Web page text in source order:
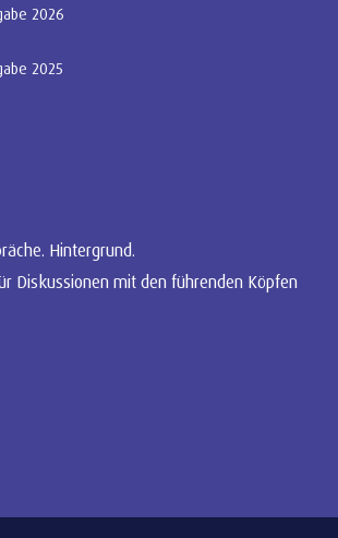
2026
2025
Hintergrund.
Diskussionen mit den führenden Köpfen